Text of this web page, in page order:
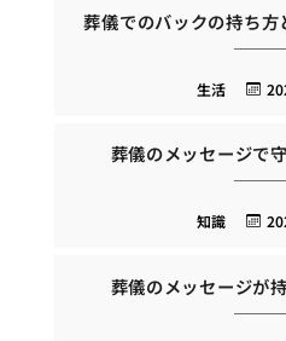
葬儀でのバックの持ち
生活
葬儀のメッセージで
知識
葬儀のメッセージが